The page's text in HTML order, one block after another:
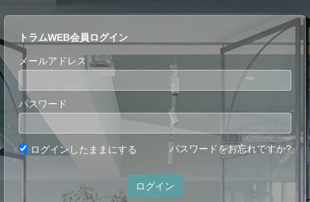
トラムWEB会員ログイン
メールアドレス
パスワード
ログインしたままにする パスワードをお忘れですか?
ログイン